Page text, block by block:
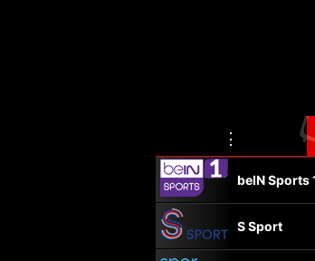
⋮
beIN Sports
S Sport